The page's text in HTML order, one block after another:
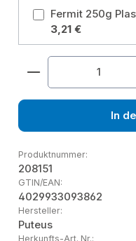
3,21 €
Produkt Anzahl:
In
Produktnummer:
208151
GTIN/EAN:
4029933093862
Hersteller:
Puteus
Herkunfts-Art. Nr.: